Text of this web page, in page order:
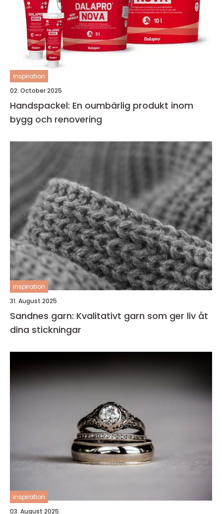
inspiration
02. October 2025
Handspackel: En oumbärlig produkt inom
bygg och renovering
inspiration
31. August 2025
Sandnes garn: Kvalitativt garn som ger liv åt
dina stickningar
inspiration
03. August 2025